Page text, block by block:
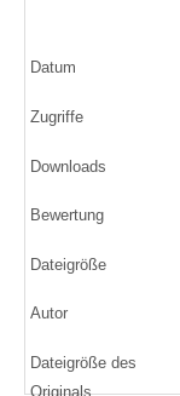
Datum
Zugriffe
Downloads
Bewertung
Dateigröße
Autor
Dateigröße des
Originals